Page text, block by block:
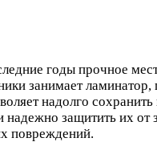
годы прочное
занимает ламинатор,
надолго
надежно защитить их от
повреждений.